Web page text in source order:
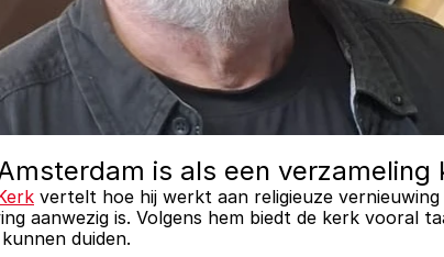
is als een verzameling
vertelt hoe hij werkt aan religieuze
aanwezig is. Volgens hem biedt de kerk vooral
duiden.